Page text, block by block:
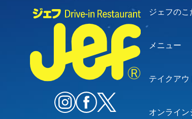
ジェフのこ
メニュー
テイクアウ
オンライン